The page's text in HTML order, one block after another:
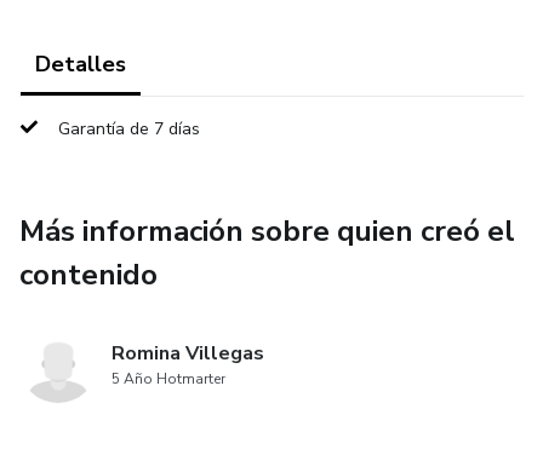
Detalles
Garantía de 7 días
Más información sobre quien creó el
contenido
Romina Villegas
5 Año Hotmarter